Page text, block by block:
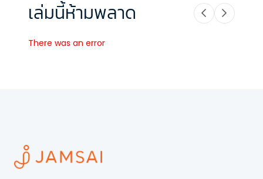
เล่มนี้ห้ามพลาด
There was an error